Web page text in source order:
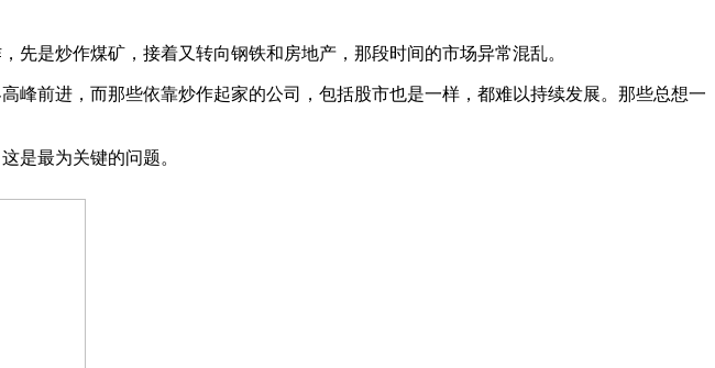
是炒作煤矿，接着又转向钢铁和房地产，那段时间的市场异常混乱。
峰前进，而那些依靠炒作起家的公司，包括股市也是一样，都难以持续发展。那些总想一
是最为关键的问题。